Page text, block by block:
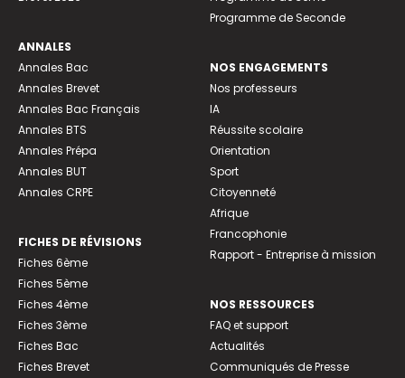
ANNALES
Annales Bac
Annales Brevet
Annales Bac Français
Annales BTS
Annales Prépa
Annales BUT
Annales CRPE
FICHES DE RÉVISIONS
Fiches 6ème
Fiches 5ème
Fiches 4ème
Fiches 3ème
Fiches Bac
Fiches Brevet
Programme de Seconde
NOS ENGAGEMENTS
Nos professeurs
IA
Réussite scolaire
Orientation
Sport
Citoyenneté
Afrique
Francophonie
Rapport - Entreprise à mission
NOS RESSOURCES
FAQ et support
Actualités
Communiqués de Presse